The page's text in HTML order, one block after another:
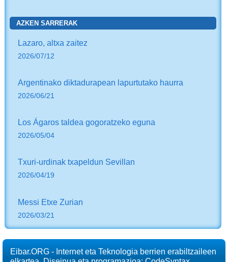
AZKEN SARRERAK
Lazaro, altxa zaitez
2026/07/12
Argentinako diktadurapean lapurtutako haurra
2026/06/21
Los Ágaros taldea gogoratzeko eguna
2026/05/04
Txuri-urdinak txapeldun Sevillan
2026/04/19
Messi Etxe Zurian
2026/03/21
Eibar.ORG - Internet eta Teknologia berrien erabiltzaileen